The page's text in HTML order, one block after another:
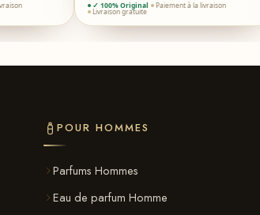
✓ 100% Original Paiement à la livraison
Livraison gratuite
POUR HOMMES
Parfums Hommes
Eau de parfum Homme